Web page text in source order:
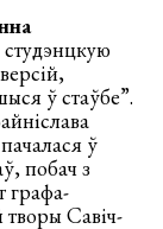
ў стаўбе”.
ў
побач з
графа-
творы Савіч-